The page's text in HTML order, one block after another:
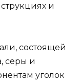
и
состоящей
серы и
уголок